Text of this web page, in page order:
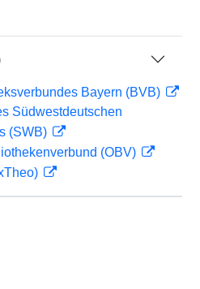
Bayern (BVB)
Südwestdeutschen
(SWB)
(OBV)